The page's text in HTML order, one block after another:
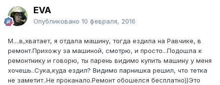
EVA
Опубликовано 10 февраля, 2016
М....в,хватает, я отдала машину, тогда ездила на Равчике, в
ремонт.Прихожу за машиной, смотрю, и просто...Подошла к
ремонтнику и говорю, ты парень видимо купить машину у меня
хочешь..Сука,куда ездил? Видимо парнишка решил, что тетка
не заметит..Не проканало.Ремонт обошелся бесплатно))Это